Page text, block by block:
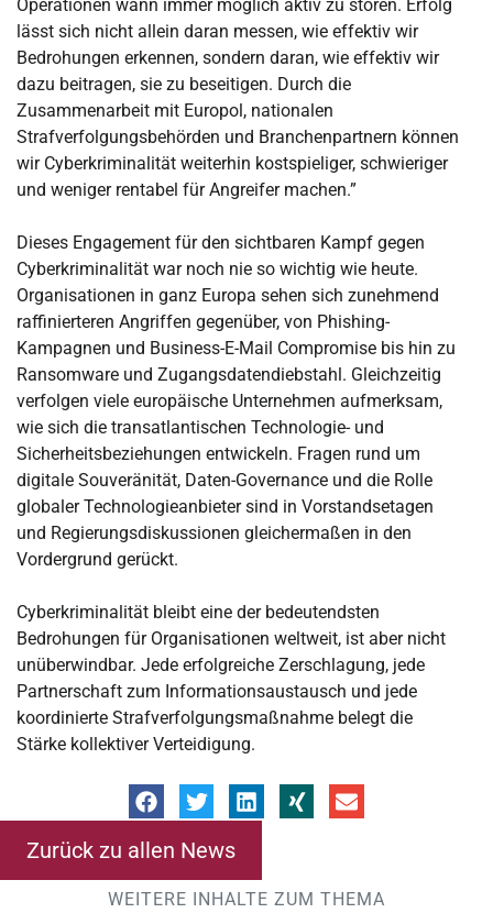
Operationen wann immer möglich aktiv zu stören. Erfolg
lässt sich nicht allein daran messen, wie effektiv wir
Bedrohungen erkennen, sondern daran, wie effektiv wir
dazu beitragen, sie zu beseitigen. Durch die
Zusammenarbeit mit Europol, nationalen
Strafverfolgungsbehörden und Branchenpartnern können
wir Cyberkriminalität weiterhin kostspieliger, schwieriger
und weniger rentabel für Angreifer machen.”
Dieses Engagement für den sichtbaren Kampf gegen
Cyberkriminalität war noch nie so wichtig wie heute.
Organisationen in ganz Europa sehen sich zunehmend
raffinierteren Angriffen gegenüber, von Phishing-
Kampagnen und Business-E-Mail Compromise bis hin zu
Ransomware und Zugangsdatendiebstahl. Gleichzeitig
verfolgen viele europäische Unternehmen aufmerksam,
wie sich die transatlantischen Technologie- und
Sicherheitsbeziehungen entwickeln. Fragen rund um
digitale Souveränität, Daten-Governance und die Rolle
globaler Technologieanbieter sind in Vorstandsetagen
und Regierungsdiskussionen gleichermaßen in den
Vordergrund gerückt.
Cyberkriminalität bleibt eine der bedeutendsten
Bedrohungen für Organisationen weltweit, ist aber nicht
unüberwindbar. Jede erfolgreiche Zerschlagung, jede
Partnerschaft zum Informationsaustausch und jede
koordinierte Strafverfolgungsmaßnahme belegt die
Stärke kollektiver Verteidigung.
Zurück zu allen News
WEITERE INHALTE ZUM THEMA